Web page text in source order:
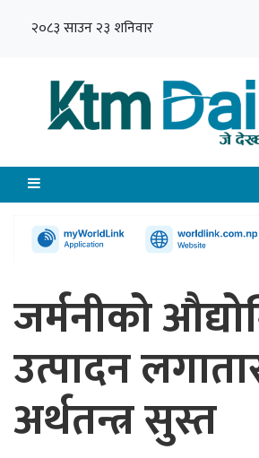
२०८३ साउन २३ शनिवार
जर्मनीको
उत्पादन
अर्थतन्त्र सुस्त